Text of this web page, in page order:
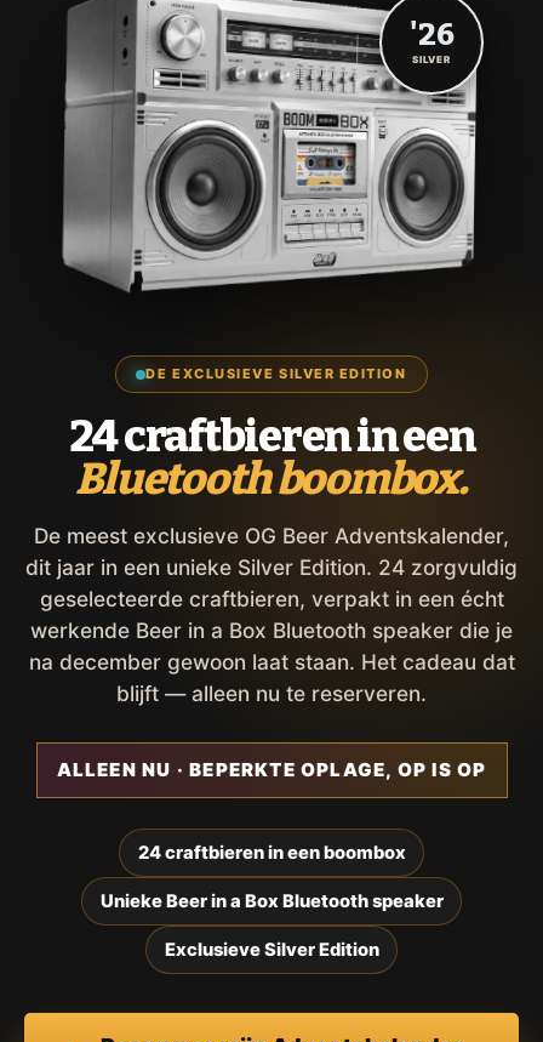
DE EXCLUSIEVE SILVER EDITION
24 craftbieren in een
Bluetooth boombox.
De meest exclusieve OG Beer Adventskalender,
dit jaar in een unieke Silver Edition. 24 zorgvuldig
geselecteerde craftbieren, verpakt in een écht
werkende Beer in a Box Bluetooth speaker die je
na december gewoon laat staan. Het cadeau dat
blijft — alleen nu te reserveren.
ALLEEN NU · BEPERKTE OPLAGE, OP IS OP
24 craftbieren in een boombox
Unieke Beer in a Box Bluetooth speaker
Exclusieve Silver Edition
'26
SILVER